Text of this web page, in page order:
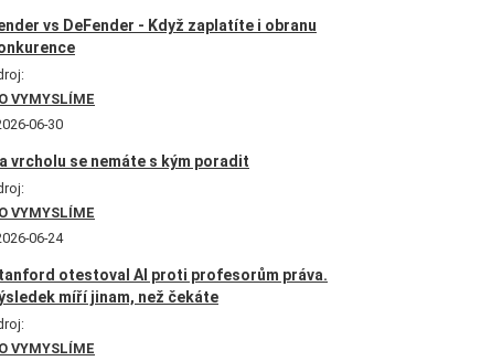
vs DeFender - Když zaplatíte i obranu
VYMYSLÍME
06-30
vrcholu se nemáte s kým poradit
VYMYSLÍME
06-24
otestoval AI proti profesorům práva.
míří jinam, než čekáte
VYMYSLÍME